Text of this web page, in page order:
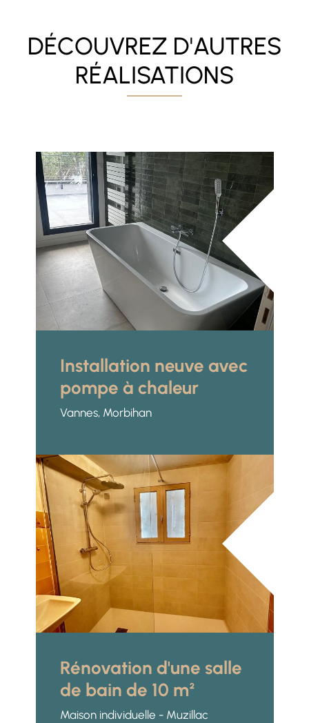
DÉCOUVREZ D'AUTRES
RÉALISATIONS
Installation neuve avec
pompe à chaleur
Vannes, Morbihan
Rénovation d'une salle
de bain de 10 m²
Maison individuelle - Muzillac